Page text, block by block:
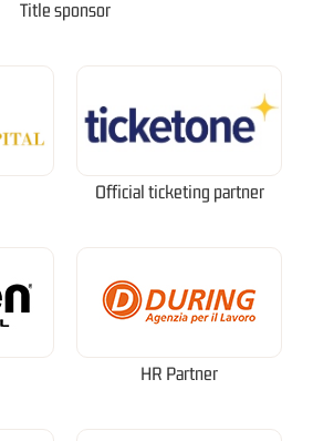
Title sponsor
Official ticketing partner
HR Partner